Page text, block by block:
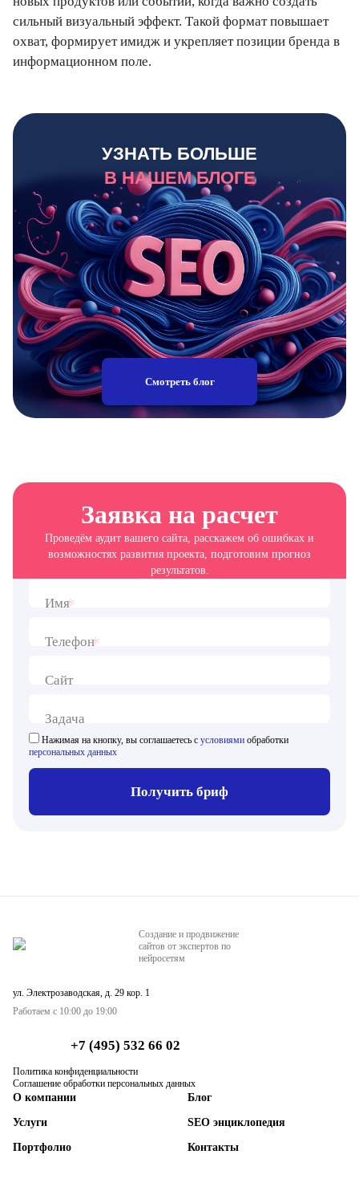
сильный визуальный эффект. Такой формат повышает
охват, формирует имидж и укрепляет позиции бренда в
информационном поле.
УЗНАТЬ БОЛЬШЕ
В НАШЕМ БЛОГЕ
Смотреть блог
Заявка на расчет
Проведём аудит вашего сайта, расскажем об ошибках и
возможностях развития проекта, подготовим прогноз
результатов.
Имя*
Телефон*
Сайт
Задача
Нажимая на кнопку, вы соглашаетесь с условиями обработки
персональных данных
Получить бриф
Создание и продвижение
сайтов от экспертов по
нейросетям
ул. Электрозаводская, д. 29 кор. 1
Работаем с 10:00 до 19:00
+7 (495) 532 66 02
Политика конфиденциальности
Соглашение обработки персональных данных
О компании
Услуги
Портфолио
Блог
SEO энциклопедия
Контакты